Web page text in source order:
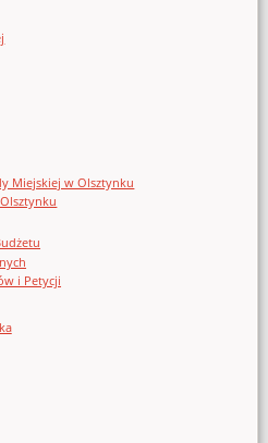
Miejskiej w Olsztynku
i Petycji